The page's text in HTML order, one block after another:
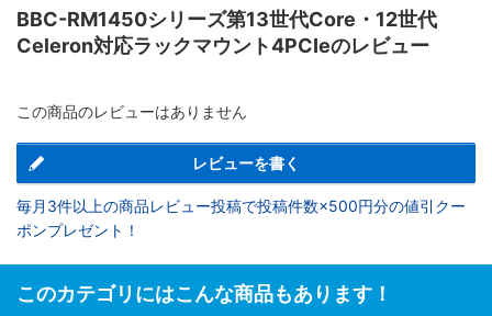
BBC-RM1450シリーズ第13世代Core・12世代
Celeron対応ラックマウント4PCIeのレビュー
この商品のレビューはありません
レビューを書く
毎月3件以上の商品レビュー投稿で投稿件数×500円分の値引クー
ポンプレゼント！
このカテゴリにはこんな商品もあります！